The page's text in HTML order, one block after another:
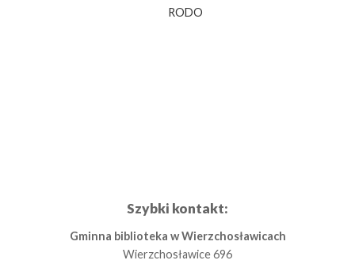
RODO
Szybki kontakt:
Gminna biblioteka w Wierzchosławicach
Wierzchosławice 696